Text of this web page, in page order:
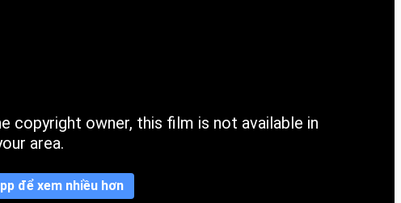
copyright owner, this film is not available in
area.
để xem nhiều hơn